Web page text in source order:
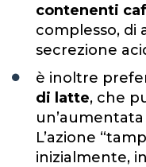
contenenti
complesso, di
secrezione
è inoltre
di latte, che
L’azione
inizialmente,